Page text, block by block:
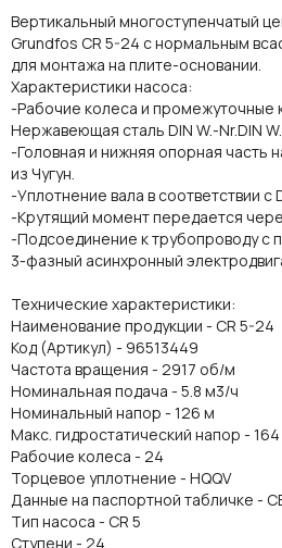
Вертикальный многоступенчатый
Grundfos CR 5-24 с нормальным
для монтажа на плите-основании.
Характеристики насоса:
-Рабочие колеса и промежуточные
Нержавеющая сталь DIN W.-Nr.DIN
-Головная и нижняя опорная часть
из Чугун.
-Уплотнение вала в соответствии с
-Крутящий момент передается
-Подсоединение к трубопроводу с
3-фазный асинхронный
Технические характеристики:
Наименование продукции - CR 5-24
Код (Артикул) - 96513449
Частота вращения - 2917 об/м
Номинальная подача - 5.8 м3/ч
Номинальный напор - 126 м
Макс. гидростатический напор -
Рабочие колеса - 24
Торцевое уплотнение - HQQV
Данные на паспортной табличке -
Тип насоса - CR 5
Ступени - 24